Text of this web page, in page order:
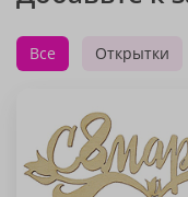
Все Открытки